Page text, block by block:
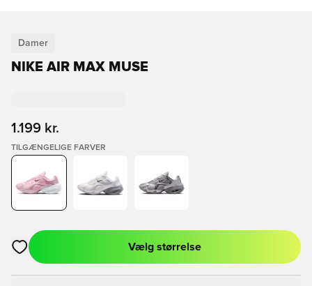
Damer
NIKE AIR MAX MUSE
1.199 kr.
TILGÆNGELIGE FARVER
Åbner en Modal til at logge ind eller tilmelde dig som medlem
Vælg størrelse